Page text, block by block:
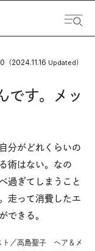
（2024.11.16 Updated）
です。メッ
分がどれくらいの
術はない。なの
過ぎてしまうこと
走って消費したエ
できる。
／高島聖子 ヘア＆メ